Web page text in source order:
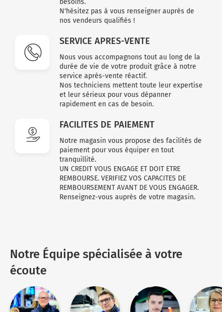
N'hésitez pas à vous renseigner auprès de
nos vendeurs qualifiés !
SERVICE APRES-VENTE
Nous vous accompagnons tout au long de la
durée de vie de votre produit grâce à notre
service après-vente réactif.
Nos techniciens mettent toute leur expertise
et leur sérieux pour vous dépanner
rapidement en cas de besoin.
FACILITES DE PAIEMENT
Notre magasin vous propose des facilités de
paiement pour vous équiper en tout
tranquillité.
UN CREDIT VOUS ENGAGE ET DOIT ETRE
REMBOURSE. VERIFIEZ VOS CAPACITES DE
REMBOURSEMENT AVANT DE VOUS ENGAGER.
Renseignez-vous auprès de votre magasin.
Notre Équipe spécialisée à votre
écoute